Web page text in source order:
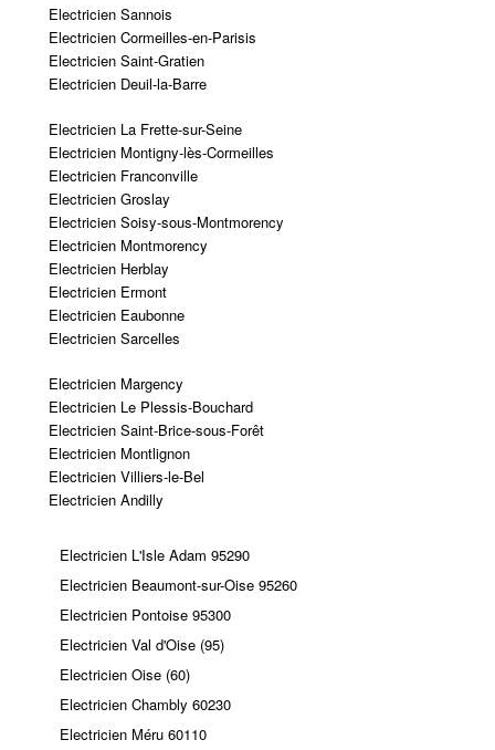
Electricien Sannois
Electricien Cormeilles-en-Parisis
Electricien Saint-Gratien
Electricien Deuil-la-Barre
Electricien La Frette-sur-Seine
Electricien Montigny-lès-Cormeilles
Electricien Franconville
Electricien Groslay
Electricien Soisy-sous-Montmorency
Electricien Montmorency
Electricien Herblay
Electricien Ermont
Electricien Eaubonne
Electricien Sarcelles
Electricien Margency
Electricien Le Plessis-Bouchard
Electricien Saint-Brice-sous-Forêt
Electricien Montlignon
Electricien Villiers-le-Bel
Electricien Andilly
Electricien L'Isle Adam 95290
Electricien Beaumont-sur-Oise 95260
Electricien Pontoise 95300
Electricien Val d'Oise (95)
Electricien Oise (60)
Electricien Chambly 60230
Electricien Méru 60110